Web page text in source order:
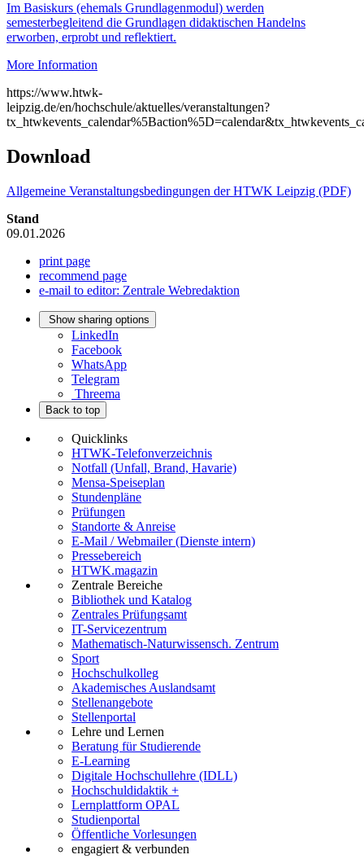
Im Basiskurs (ehemals Grundlagenmodul) werden
semesterbegleitend die Grundlagen didaktischen Handelns
erworben, erprobt und reflektiert.
More Information
https://www.htwk-
leipzig.de/en/hochschule/aktuelles/veranstaltungen?
Download
Allgemeine Veranstaltungsbedingungen der HTWK Leipzig (PDF)
Stand
09.01.2026
print page
recommend page
e-mail to editor: Zentrale Webredaktion
Show sharing options
LinkedIn
Facebook
WhatsApp
Telegram
Threema
Back to top
Quicklinks
HTWK-Telefonverzeichnis
Notfall (Unfall, Brand, Havarie)
Mensa-Speiseplan
Stundenpläne
Prüfungen
Standorte & Anreise
E-Mail / Webmailer (Dienste intern)
Pressebereich
HTWK.magazin
Zentrale Bereiche
Bibliothek und Katalog
Zentrales Prüfungsamt
IT-Servicezentrum
Mathematisch-Naturwissensch. Zentrum
Sport
Hochschulkolleg
Akademisches Auslandsamt
Stellenangebote
Stellenportal
Lehre und Lernen
Beratung für Studierende
E-Learning
Digitale Hochschullehre (IDLL)
Hochschuldidaktik +
Lernplattform OPAL
Studienportal
Öffentliche Vorlesungen
engagiert & verbunden